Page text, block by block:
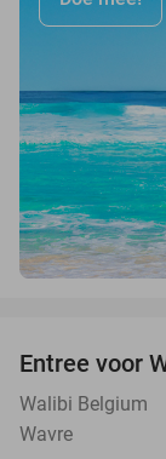
Entree voor
Walibi Belgium
Wavre